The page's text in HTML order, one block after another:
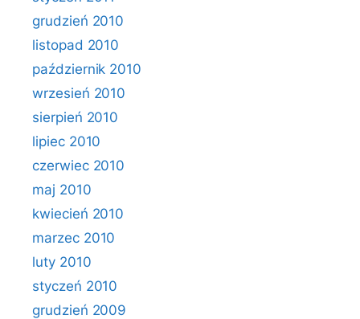
grudzień 2010
listopad 2010
październik 2010
wrzesień 2010
sierpień 2010
lipiec 2010
czerwiec 2010
maj 2010
kwiecień 2010
marzec 2010
luty 2010
styczeń 2010
grudzień 2009